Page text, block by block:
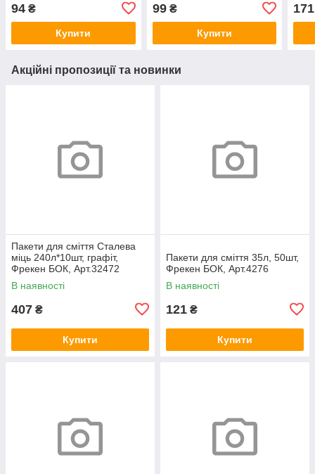
94 ₴
Купити
99₴
Купити
171
Акційні пропозиції та новинки
Пакети для сміття Сталева
міць 240л*10шт, графіт,
Фрекен БОК, Арт.32472
В наявності
407 ₴
Купити
Пакети для сміття 35л, 50шт,
Фрекен БОК, Арт.4276
В наявності
121 ₴
Купити